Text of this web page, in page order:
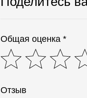
Общая оценка *
Отзыв